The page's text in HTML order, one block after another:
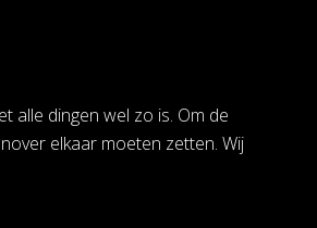
alle dingen wel zo is. Om de
elkaar moeten zetten. Wij